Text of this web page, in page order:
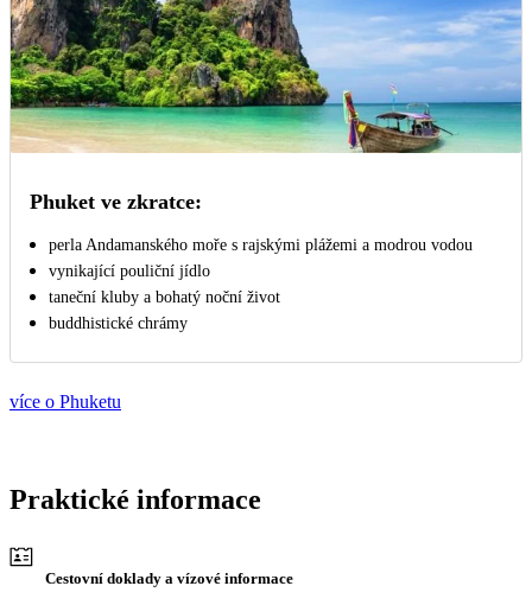
Phuket ve zkratce:
perla Andamanského moře s rajskými plážemi a modrou vodou
vynikající pouliční jídlo
taneční kluby a bohatý noční život
buddhistické chrámy
více o Phuketu
Praktické informace
Cestovní doklady a vízové informace